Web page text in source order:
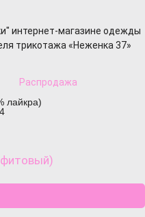
интернет-магазине одежды
трикотажа «Неженка 37»
Распродажа
лайкра)